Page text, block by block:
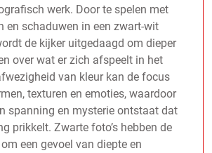
werk. Door te spelen met
en schaduwen in een zwart-wit
de kijker uitgedaagd om dieper
over wat er zich afspeelt in het
van kleur kan de focus
texturen en emoties, waardoor
spanning en mysterie ontstaat dat
prikkelt. Zwarte foto’s hebben de
een gevoel van diepte en